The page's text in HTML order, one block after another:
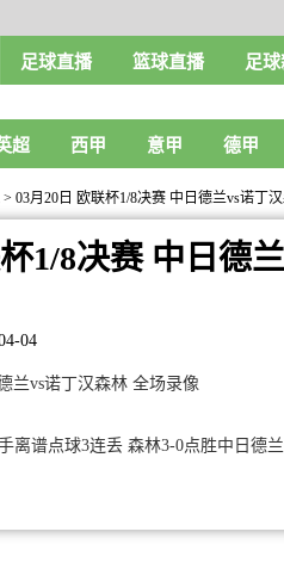
足球直播 篮球直播 足
超 西甲 意甲 德甲
> 03月20日 欧联杯1/8决赛 中日德兰vs诺丁
1/8决赛 中日德
04
兰vs诺丁汉森林 全场录像
离谱点球3连丢 森林3-0点胜中日德